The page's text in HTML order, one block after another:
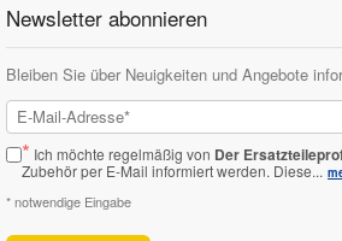
Newsletter abonnieren
Bleiben Sie über Neuigkeiten und Angebote
* Ich möchte regelmäßig von Der
Zubehör per E-Mail informiert werden. Diese...
* notwendige Eingabe